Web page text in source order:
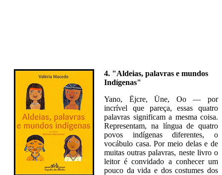
4. "Aldeias, palavras e mundos
Indígenas"
Yano, Ëjcre, Üne, Oo — por
incrível que pareça, essas quatro
palavras significam a mesma coisa.
Representam, na língua de quatro
povos indígenas diferentes, o
vocábulo casa. Por meio delas e de
muitas outras palavras, neste livro o
leitor é convidado a conhecer um
pouco da vida e dos costumes dos